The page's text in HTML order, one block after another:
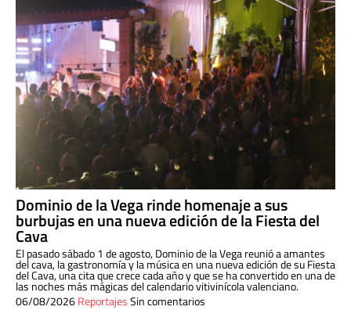
Dominio de la Vega rinde homenaje a sus
burbujas en una nueva edición de la Fiesta del
Cava
El pasado sábado 1 de agosto, Dominio de la Vega reunió a amantes
del cava, la gastronomía y la música en una nueva edición de su Fiesta
del Cava, una cita que crece cada año y que se ha convertido en una de
las noches más mágicas del calendario vitivinícola valenciano.
06/08/2026ReportajesSin comentarios